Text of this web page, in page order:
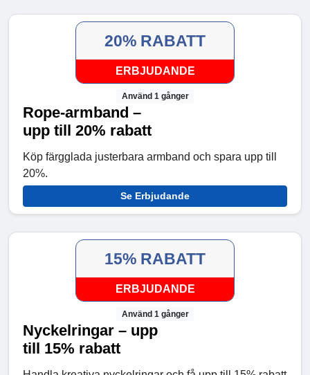
20% RABATT
ERBJUDANDE
Använd 1 gånger
Rope-armband –
upp till 20% rabatt
Köp färgglada justerbara armband och spara upp till
20%.
Se Erbjudande
15% RABATT
ERBJUDANDE
Använd 1 gånger
Nyckelringar – upp
till 15% rabatt